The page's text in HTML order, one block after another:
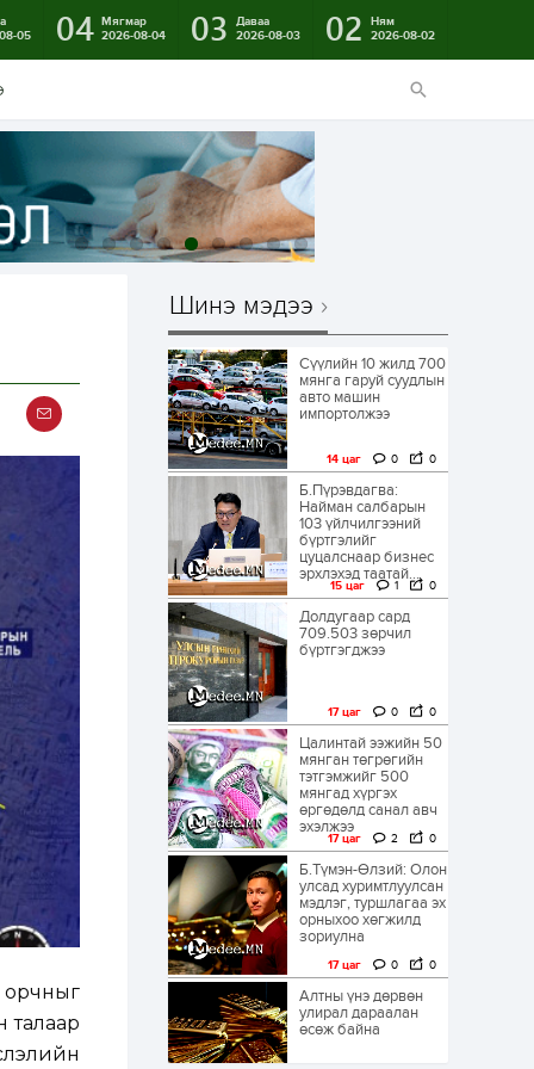
05
04 Мягмар
2026-08-04
03
Даваа
2026-08-03
02
Ням
2026-08-02
орчныг
талаар
Шинэ мэдээ
Сүүлийн 10 жилд 700
мянга гаруй суудлын
авто машин
импортолжээ
14 цаг 0 0
Б.Пүрэвдагва:
Найман салбарын
103 үйлчилгээний
бүртгэлийг
цуцалснаар бизнес
эрхлэхэд таатай...
15 цаг 1 0
Долдугаар сард
709.503 зөрчил
бүртгэгджээ
17 цаг 0 0
Цалинтай ээжийн 50
мянган төгрөгийн
тэтгэмжийг 500
мянгад хүргэх
өргөдөлд санал авч
эхэлжээ
17 цаг 2 0
Б.Түмэн-Өлзий: Олон
улсад хуримтлуулсан
мэдлэг, туршлагаа эх
орныхоо хөгжилд
зориулна
17 цаг 0 0
Алтны үнэ дөрвөн
улирал дараалан
өсөж байна